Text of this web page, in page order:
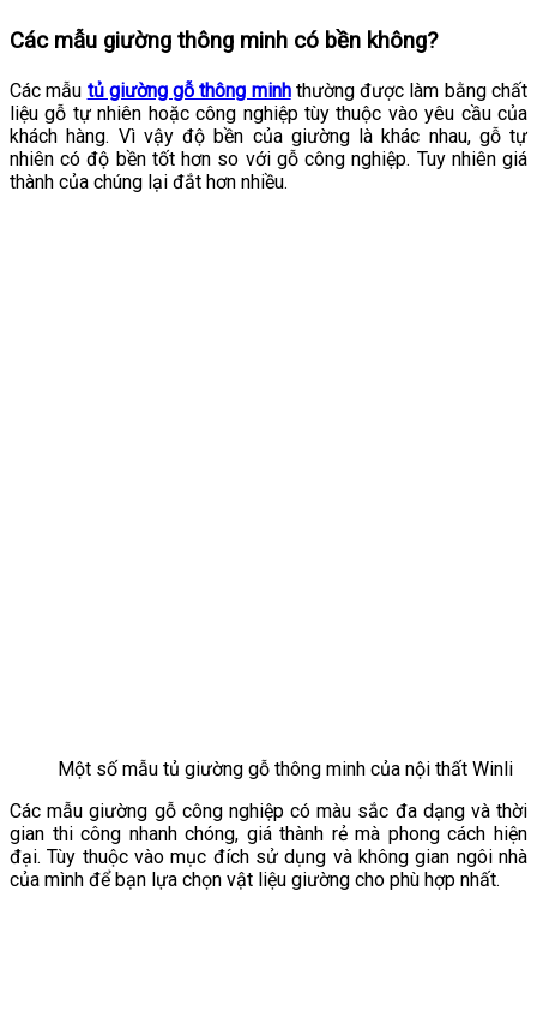
Các mẫu giường thông minh có bền không?
Các mẫu tủ giường gỗ thông minhthường được làm bằng chất
liệu gỗ tự nhiên hoặc công nghiệp tùy thuộc vào yêu cầu của
khách hàng. Vì vậy độ bền của giường là khác nhau, gỗ tự
nhiên có độ bền tốt hơn so với gỗ công nghiệp. Tuy nhiên giá
thành của chúng lại đắt hơn nhiều.
Một số mẫu tủ giường gỗ thông minh của nội thất Winli
Các mẫu giường gỗ công nghiệp có màu sắc đa dạng và thời
gian thi công nhanh chóng, giá thành rẻ mà phong cách hiện
đại. Tùy thuộc vào mục đích sử dụng và không gian ngôi nhà
của mình để bạn lựa chọn vật liệu giường cho phù hợp nhất.